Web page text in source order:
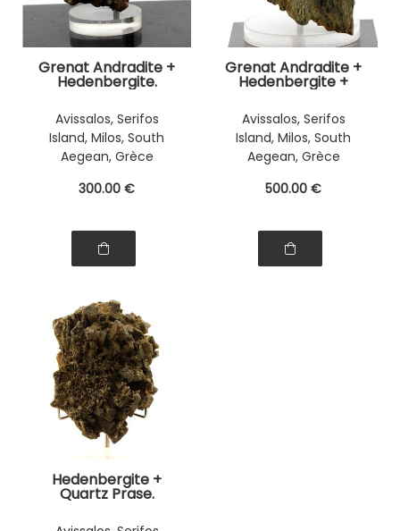
Grenat Andradite +
Hedenbergite.
292.20 ct.
Avissalos, Serifos
Island, Milos, South
Aegean, Grèce
300.00 €
Grenat Andradite +
Hedenbergite +
Quartz Prase.
2042.10 ct.
Avissalos, Serifos
Island, Milos, South
Aegean, Grèce
500.00 €
Hedenbergite +
Quartz Prase.